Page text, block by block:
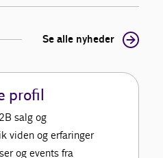
Se alle nyheder
profil
salg og
viden og erfaringer
og events fra